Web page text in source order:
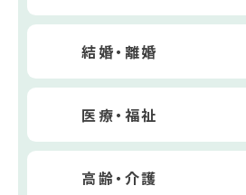
結婚・離婚
医療・福祉
高齢・介護